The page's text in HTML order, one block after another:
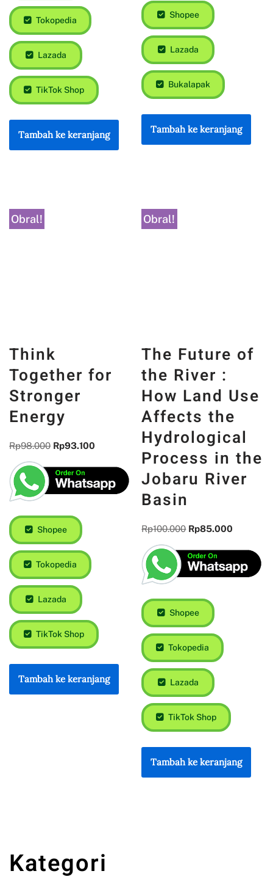
Tokopedia
Lazada
TikTok Shop
Tambah ke keranjang
Shopee
Lazada
Bukalapak
Tambah ke keranjang
Obral!
Think
Together for
Stronger
Energy
Rp98.000 Rp93.100
Shopee
Tokopedia
Lazada
TikTok Shop
Tambah ke keranjang
Obral!
The Future of
the River :
How Land Use
Affects the
Hydrological
Process in the
Jobaru River
Basin
Rp100.000 Rp85.000
Shopee
Tokopedia